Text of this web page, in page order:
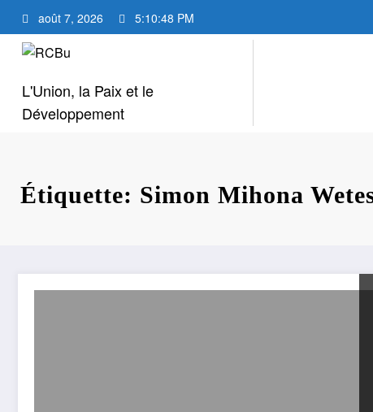
au
contenu
août 7, 2026 5:10:49 PM
L'Union, la Paix et le
Développement
Étiquette: Simon Mihona